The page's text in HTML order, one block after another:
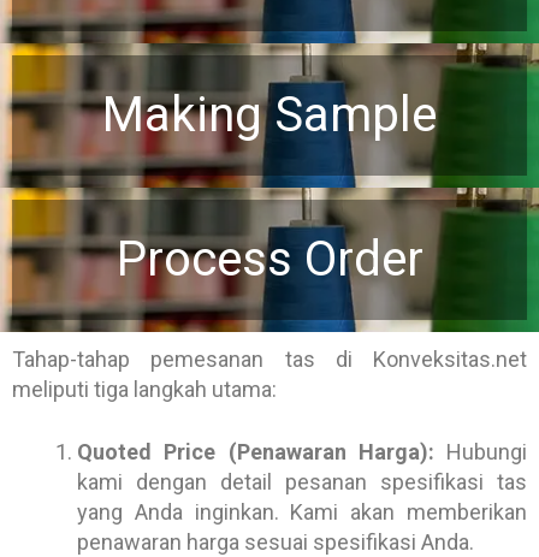
Making Sample
Process Order
Tahap-tahap pemesanan tas di Konveksitas.net
meliputi tiga langkah utama:
Quoted Price (Penawaran Harga): Hubungi
kami dengan detail pesanan spesifikasi tas
yang Anda inginkan. Kami akan memberikan
penawaran harga sesuai spesifikasi Anda.